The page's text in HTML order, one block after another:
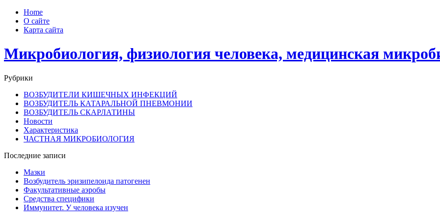
Home
О сайте
Карта сайта
Микробиология, физиология человека, медицинская
Рубрики
ВОЗБУДИТЕЛИ КИШЕЧНЫХ ИНФЕКЦИЙ
ВОЗБУДИТЕЛЬ КАТАРАЛЬНОЙ ПНЕВМОНИИ
ВОЗБУДИТЕЛЬ СКАРЛАТИНЫ
Новости
Характеристика
ЧАСТНАЯ МИКРОБИОЛОГИЯ
Последние записи
Мазки
Возбудитель эризипелоида патогенен
Факультативные аэробы
Средства специфики
Иммунитет. У человека изучен